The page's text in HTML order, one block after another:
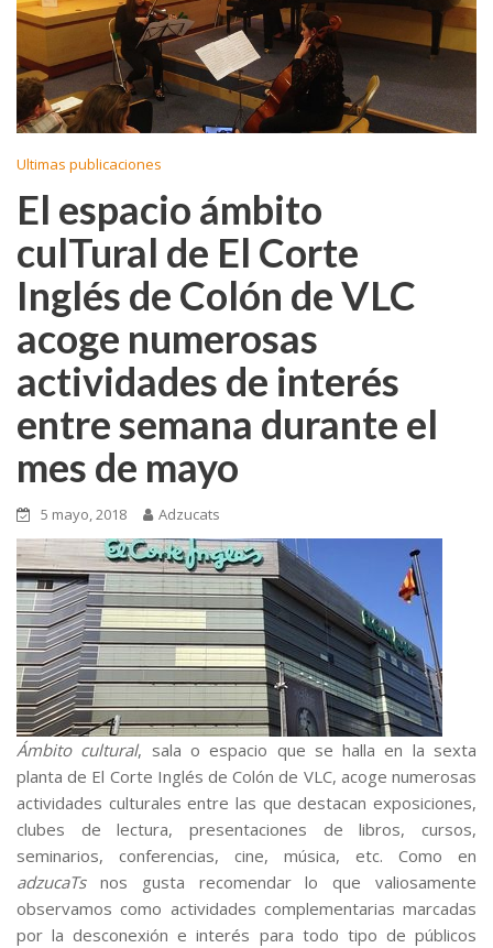
Ultimas publicaciones
El espacio ámbito
culTural de El Corte
Inglés de Colón de VLC
acoge numerosas
actividades de interés
entre semana durante el
mes de mayo
5 mayo, 2018 Adzucats
Ámbito cultural, sala o espacio que se halla en la sexta
planta de El Corte Inglés de Colón de VLC, acoge numerosas
actividades culturales entre las que destacan exposiciones,
clubes de lectura, presentaciones de libros, cursos,
seminarios, conferencias, cine, música, etc. Como en
adzucaTsnos gusta recomendar lo que valiosamente
observamos como actividades complementarias marcadas
por la desconexión e interés para todo tipo de públicos